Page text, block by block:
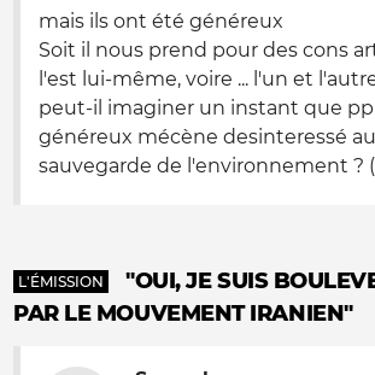
mais ils ont été généreux
Soit il nous prend pour des cons
l'est lui-même, voire ... l'un et
peut-il imaginer un instant que
généreux mécène desinteressé
sauvegarde de l'environnement ?
L'ÉMISSION
"OUI, JE SUIS
PAR LE MOUVEMENT IRANIEN"